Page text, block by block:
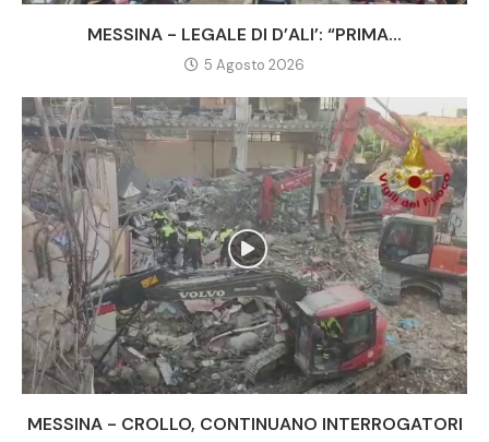
MESSINA - LEGALE DI D’ALI’: “PRIMA...
5 Agosto 2026
MESSINA - CROLLO, CONTINUANO INTERROGATORI